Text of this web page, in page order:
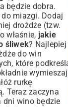
będzie dobra.
miazgi. Dodaj
drożdże (tzw.
właśnie, jakie
śliwek? Najlepiej
do win
które
rurkę
Teraz zaczyna
dni wino będzie